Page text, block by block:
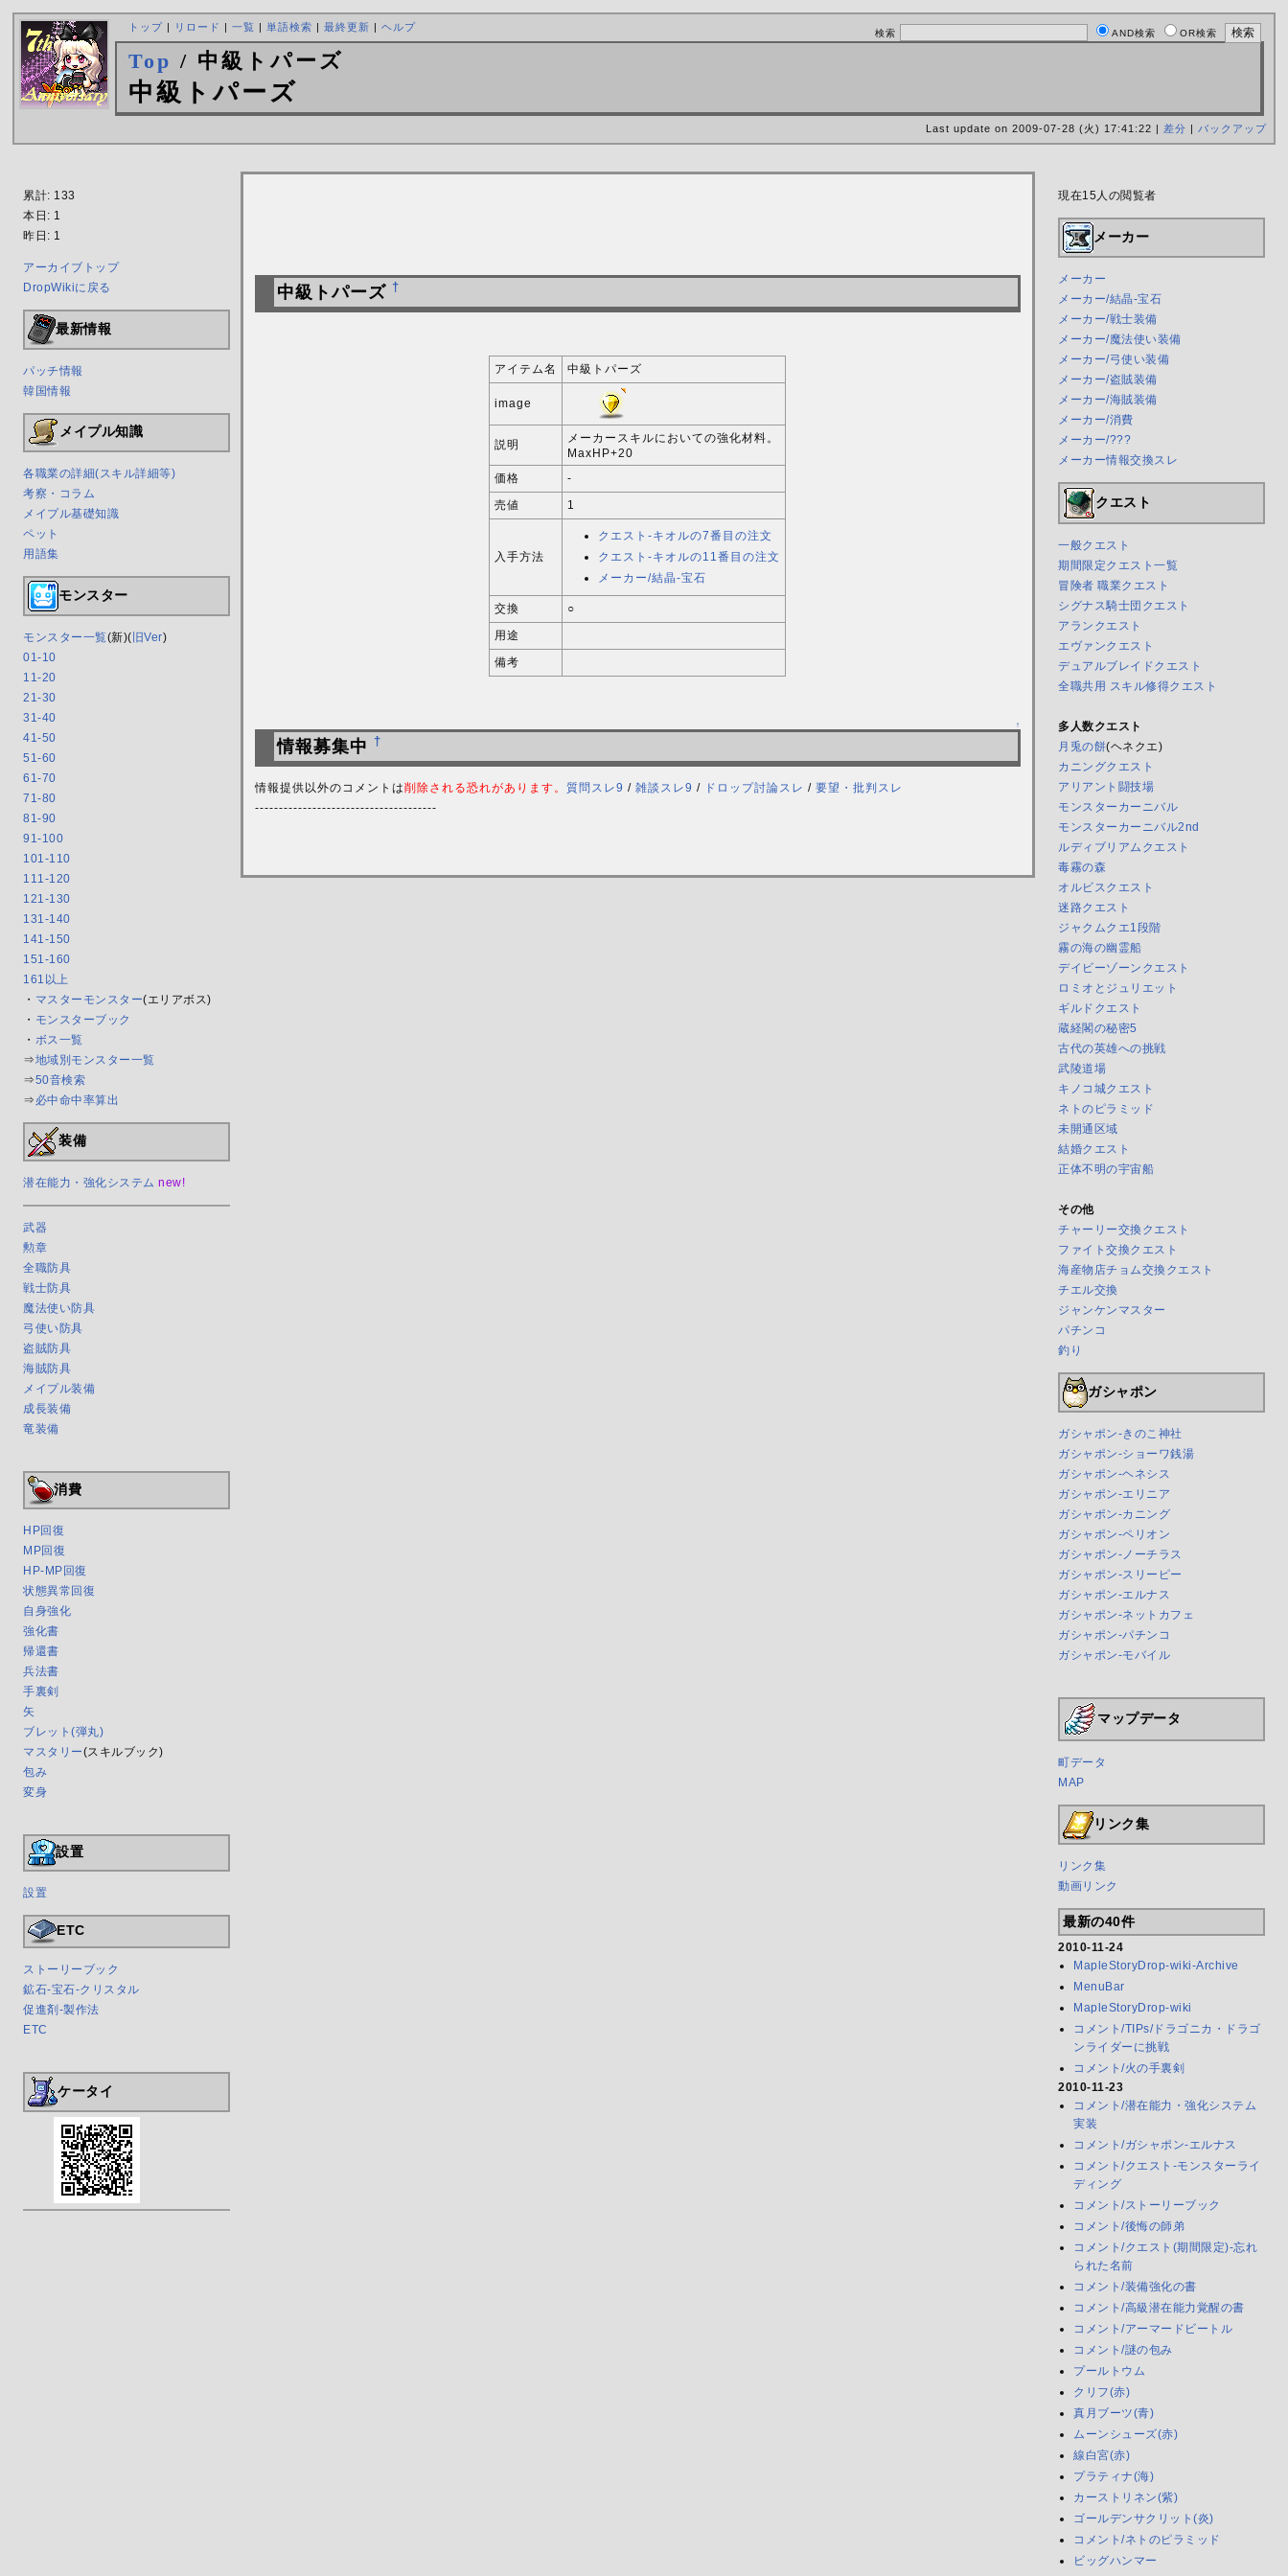
検索 AND検索 OR検索
トップ リロード |一覧 |単語検索 |最終更新 |ヘルプ
Top / 中級トパーズ
中級トパーズ
Last update on 2009-07-28 (火) 17:41:22 | 差分 バックアップ
累計: 133
本日: 1
昨日: 1
アーカイブトップ
DropWikiに戻る
最新情報
パッチ情報
韓国情報
メイプル知識
各職業の詳細(スキル詳細等)
考察・コラム
メイプル基礎知識
ペット
用語集
モンスター
モンスター一覧(新)( 旧Ver)
01-10
11-20
21-30
31-40
41-50
51-60
61-70
71-80
81-90
91-100
101-110
111-120
121-130
131-140
141-150
151-160
161以上
・ マスターモンスター(エリアボス)
・ モンスターブック
・ ボス一覧
⇒地域別モンスター一覧
⇒50音検索
⇒ 必中命中率算出
装備
潜在能力・強化システム new!
武器
勲章
全職防具
戦士防具
魔法使い防具
弓使い防具
盗賊防具
海賊防具
メイプル装備
成長装備
竜装備
消費
HP回復
MP回復
HP-MP回復
状態異常回復
自身強化
強化書
帰還書
兵法書
手裏剣
矢
ブレット(弾丸)
マスタリー(スキルブック)
包み
変身
設置
設置
ETC
ストーリーブック
鉱石-宝石-クリスタル
促進剤-製作法
ETC
ケータイ
中級トパーズ †
アイテム名 中級トパーズ
image
説明
メーカースキルにおいての強化材料。
MaxHP+20
価格
-
売値
1
入手方法
クエスト-キオルの7番目の注文
クエスト-キオルの11番目の注文
メーカー/結晶-宝石
交換
○
用途
備考
↑
情報募集中 †
情報提供以外のコメントは削除される恐れがあります。 質問スレ9 / 雑談スレ9 / ドロップ討論スレ / 要望・批判スレ
--------------------------------------
現在15人の閲覧者
メーカー
メーカー
メーカー/結晶-宝石
メーカー/戦士装備
メーカー/魔法使い装備
メーカー/弓使い装備
メーカー/盗賊装備
メーカー/海賊装備
メーカー/消費
メーカー/???
メーカー情報交換スレ
クエスト
一般クエスト
期間限定クエスト一覧
冒険者 職業クエスト
シグナス騎士団クエスト
アランクエスト
エヴァンクエスト
デュアルブレイドクエスト
全職共用 スキル修得クエスト
多人数クエスト
月兎の餅(ヘネクエ)
カニングクエスト
アリアント闘技場
モンスターカーニバル
モンスターカーニバル2nd
ルディブリアムクエスト
毒霧の森
オルビスクエスト
迷路クエスト
ジャクムクエ1段階
霧の海の幽霊船
デイビーゾーンクエスト
ロミオとジュリエット
ギルドクエスト
蔵経閣の秘密5
古代の英雄への挑戦
武陵道場
キノコ城クエスト
ネトのピラミッド
未開通区域
結婚クエスト
正体不明の宇宙船
その他
チャーリー交換クエスト
ファイト交換クエスト
海産物店チョム交換クエスト
チエル交換
ジャンケンマスター
パチンコ
釣り
ガシャポン
ガシャポン-きのこ神社
ガシャポン-ショーワ銭湯
ガシャポン-ヘネシス
ガシャポン-エリニア
ガシャポン-カニング
ガシャポン-ペリオン
ガシャポン-ノーチラス
ガシャポン-スリーピー
ガシャポン-エルナス
ガシャポン-ネットカフェ
ガシャポン-パチンコ
ガシャポン-モバイル
マップデータ
町データ
MAP
リンク集
リンク集
動画リンク
最新の40件
2010-11-24
MapleStoryDrop-wiki-Archive
MenuBar
MapleStoryDrop-wiki
コメント/TIPs/ドラゴニカ・ドラゴ
ンライダーに挑戦
コメント/火の手裏剣
2010-11-23
コメント/潜在能力・強化システム
実装
コメント/ガシャポン-エルナス
コメント/クエスト-モンスターライ
ディング
コメント/ストーリーブック
コメント/後悔の師弟
コメント/クエスト(期間限定)-忘れ
られた名前
コメント/装備強化の書
コメント/高級潜在能力覚醒の書
コメント/アーマードビートル
コメント/謎の包み
プールトウム
クリフ(赤)
真月ブーツ(青)
ムーンシューズ(赤)
線白宮(赤)
プラティナ(海)
カーストリネン(紫)
ゴールデンサクリット(炎)
コメント/ネトのピラミッド
ビッグハンマー